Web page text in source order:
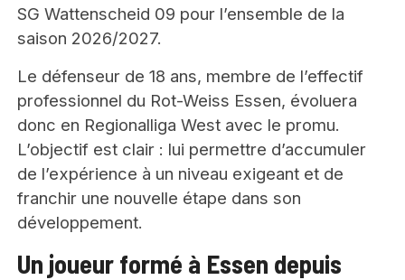
SG Wattenscheid 09 pour l’ensemble de la
saison 2026/2027.
Le défenseur de 18 ans, membre de l’effectif
professionnel du Rot-Weiss Essen, évoluera
donc en Regionalliga West avec le promu.
L’objectif est clair : lui permettre d’accumuler
de l’expérience à un niveau exigeant et de
franchir une nouvelle étape dans son
développement.
Un joueur formé à Essen depuis